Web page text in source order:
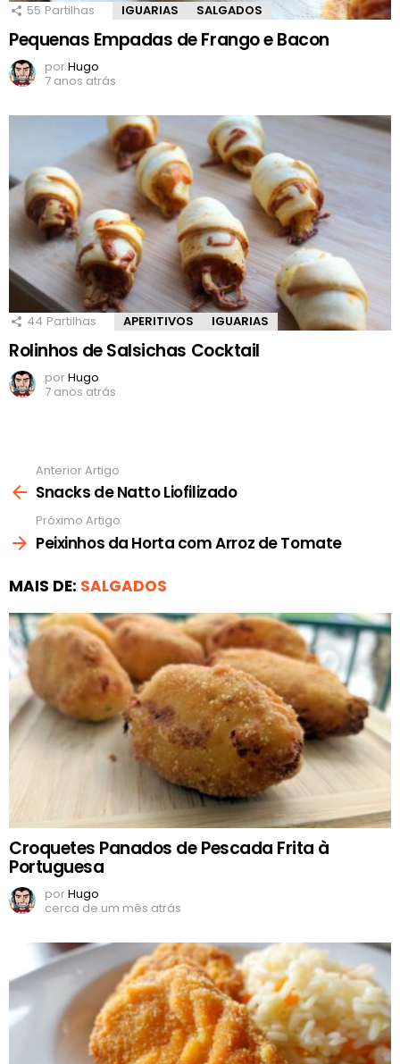
55 Partilhas IGUARIAS SALGADOS
Pequenas Empadas de Frango e Bacon
porHugo
7 anos atrás
44 Partilhas APERITIVOS IGUARIAS
Rolinhos de Salsichas Cocktail
porHugo
7 anos atrás
mais
Anterior Artigo
Snacks de Natto Liofilizado
Próximo Artigo
Peixinhos da Horta com Arroz de Tomate
MAIS DE: SALGADOS
Croquetes Panados de Pescada Frita à
Portuguesa
porHugo
cerca de um mês atrás